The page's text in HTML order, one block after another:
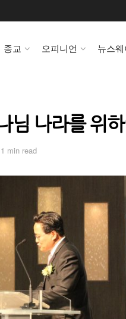
종교 오피니언 뉴스
님 나라를 위하
min read